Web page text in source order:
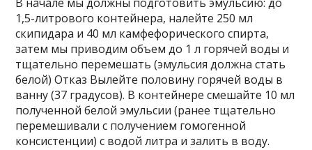
1,5-литрового контейнера, налейте 250 мл
скипидара и 40 мл камфефорического спирта,
затем мы приводим объем до 1 л горячей воды и
тщательно перемешать (эмульсия должна стать
белой) Отказ Вылейте половину горячей воды в
ванну (37 градусов). В контейнере смешайте 10 мл
полученной белой эмульсии (ранее тщательно
перемешивали с получением гомогенной
консистенции) с водой литра и залить в воду.